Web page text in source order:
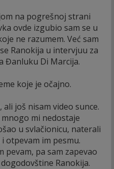
na pogrešnoj strani
ovde izgubio sam se u
ne razumem. Već sam
Ranokija u intervjuu za
Đanluku Di Marcija.
koje je očajno.
ali još nisam video sunce.
mi nedostaje
u svlačionicu, naterali
otpevam im pesmu.
pevam, pa sam zapevao
Ranokija.